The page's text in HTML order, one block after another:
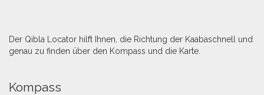
Der Qibla Locator hilft Ihnen, die Richtung der Kaabaschnell und
genau zu finden über den Kompass und die Karte.
​Kompass